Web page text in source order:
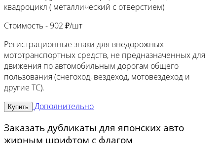
Стоимость - 902 ₽/шт
Регистрационные знаки для внедорожных
мототранспортных средств, не предназначенных для
движения по автомобильным дорогам общего
пользования (снегоход, вездеход, мотовездеход и
другие ТС).
Купить Дополнительно
Заказать дубликаты для японских авто
жирным шрифтом с флагом